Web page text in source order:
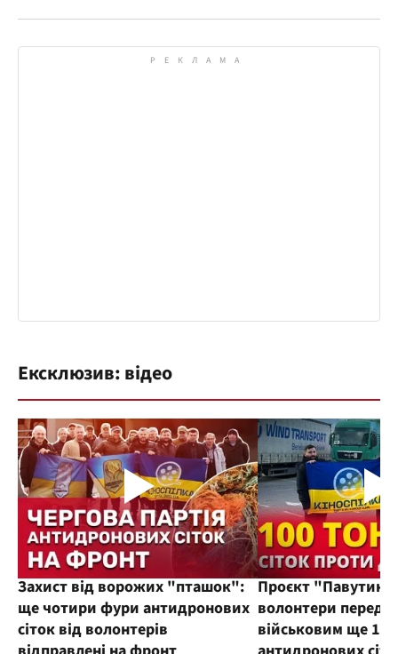
Ексклюзив: відео
Захист від ворожих "пташок":
ще чотири фури антидронових
сіток від волонтерів
Проєкт
волонтери
військовим ще